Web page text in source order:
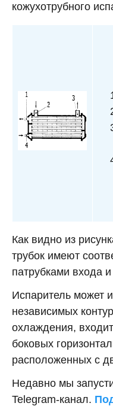
кожухотрубного
Как видно из
трубок имеют
патрубками входа
Испаритель может
независимых
охлаждения,
боковых
расположенных с
Недавно мы
Telegram-канал.